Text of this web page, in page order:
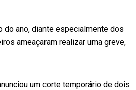
ano, diante especialmente dos
ameaçaram realizar uma greve,
um corte temporário de dois